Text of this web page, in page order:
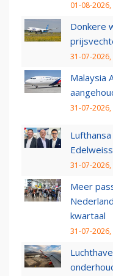
01-08-2026,
Donkere
31-07-2026,
Malaysia
31-07-2026,
31-07-2026,
Meer
kwartaal
31-07-2026,